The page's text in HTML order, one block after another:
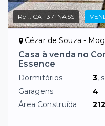
Ref.: CA1137_NASS
Cézar de Souza -
Casa à venda no
Essence
Dormitórios 3,
Garagens
4
Área Construída
212